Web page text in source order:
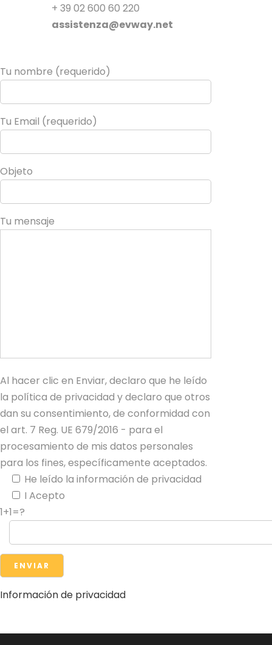
+ 39 02 600 60 220
assistenza@evway.net
Tu nombre (requerido)
Tu Email (requerido)
Objeto
Tu mensaje
Al hacer clic en Enviar, declaro que he leído
la política de privacidad y declaro que otros
dan su consentimiento, de conformidad con
el art. 7 Reg. UE 679/2016 - para el
procesamiento de mis datos personales
para los fines, específicamente aceptados.
He leído la información de privacidad
I Acepto
1+1=?
Información de privacidad